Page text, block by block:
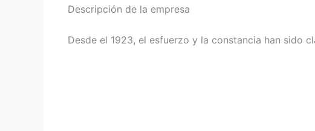
Descripción de la empresa
Desde el 1923, el esfuerzo y la constancia han sido